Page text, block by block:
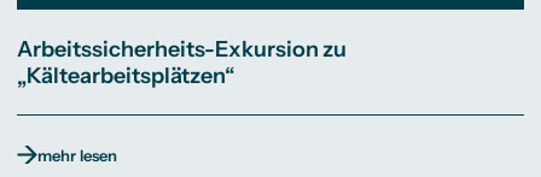
Arbeitssicherheits-Exkursion zu
„Kältearbeitsplätzen“
mehr lesen